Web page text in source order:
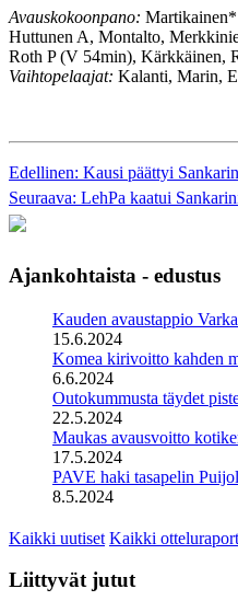
Avauskokoonpano:
Huttunen A, Montalto,
Roth P (V 54min), Kärkkäinen,
Vaihtopelaajat: Kalanti, Marin,
Edellinen: Kausi päättyi
Seuraava: LehPa kaatui
Ajankohtaista - edustus
Kauden avaustappio
15.6.2024
Komea kirivoitto kahden
6.6.2024
Outokummusta täydet
22.5.2024
Maukas avausvoitto
17.5.2024
PAVE haki tasapelin
8.5.2024
Kaikki uutiset Kaikki
Liittyvät jutut